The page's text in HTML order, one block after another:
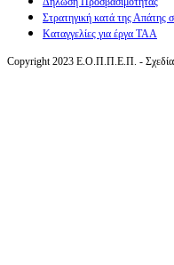
Στρατηγική κατά της Απάτης
Καταγγελίες για έργα ΤΑΑ
Copyright 2023 Ε.Ο.Π.Π.Ε.Π. -